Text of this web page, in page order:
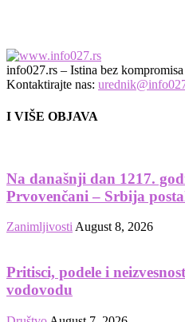
info027.rs – Istina bez
Kontaktirajte nas:
I VIŠE OBJAVA
Na današnji dan 1217.
Prvovenčani – Srbija
Zanimljivosti August 8, 2026
Pritisci, podele i
vodovodu